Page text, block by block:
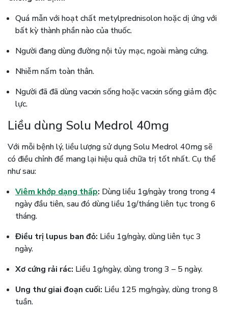
Quá mẫn với hoạt chất metylprednisolon hoặc dị ứng với
bất kỳ thành phần nào của thuốc.
Người đang dùng đường nội tủy mạc, ngoài màng cứng.
Nhiễm nấm toàn thân.
Người đã đã dùng vacxin sống hoặc vacxin sống giảm độc
lực.
Liều dùng Solu Medrol 40mg
Với mỗi bệnh lý, liều lượng sử dụng Solu Medrol 40mg sẽ
có điều chỉnh để mang lại hiệu quả chữa trị tốt nhất. Cụ thể
như sau:
Viêm khớp dạng thấp: Dùng liều 1g/ngày trong trong 4
ngày đầu tiên, sau đó dùng liều 1g/tháng liên tục trong 6
tháng.
Điều trị lupus ban đỏ: Liều 1g/ngày, dùng liên tục 3
ngày.
Xơ cứng rải rác: Liều 1g/ngày, dùng trong 3 – 5 ngày.
Ung thư giai đoạn cuối: Liều 125 mg/ngày, dùng trong 8
tuần.